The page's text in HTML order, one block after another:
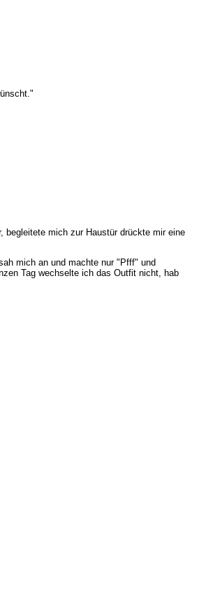
begleitete mich zur Haustür drückte mir eine
mich an und machte nur "Pfff" und
Tag wechselte ich das Outfit nicht, hab